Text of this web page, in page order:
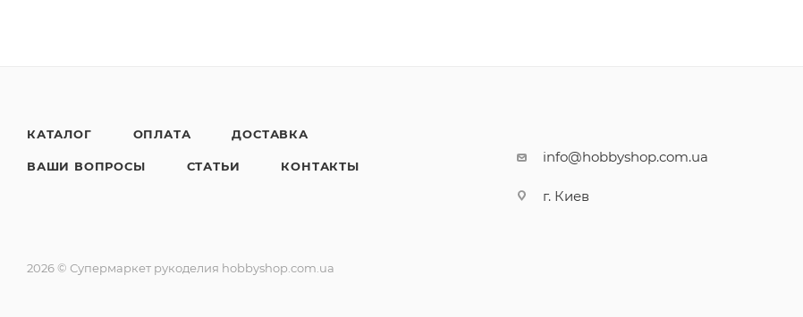
КАТАЛОГ ОПЛАТА ДОСТАВКА
ВАШИ ВОПРОСЫ СТАТЬИ КОНТАКТЫ
info@hobbyshop.com.ua
г. Киев
2026 © Супермаркет рукоделия hobbyshop.com.ua